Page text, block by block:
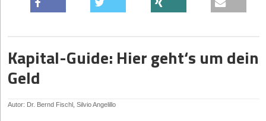
Kapital-Guide: Hier geht‘s um dein
Geld
Autor: Dr. Bernd Fischl, Silvio Angelillo